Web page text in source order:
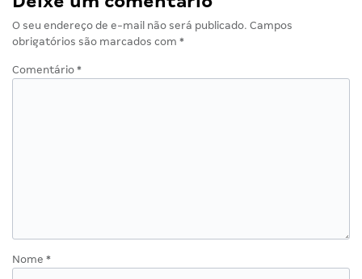
O seu endereço de e-mail não será publicado. Campos
obrigatórios são marcados com *
Comentário *
Nome *